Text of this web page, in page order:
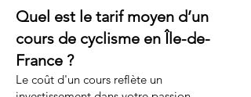
Quel est le tarif moyen d’un
cours de cyclisme en Île-de-
France ?
Le coût d'un cours reflète un